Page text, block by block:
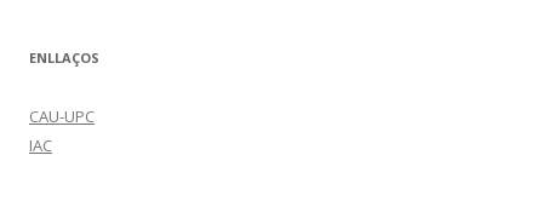
ENLLAÇOS
CAU-UPC
IAC